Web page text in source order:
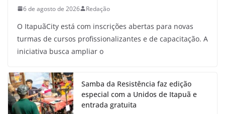
6 de agosto de 2026 Redação
O ItapuãCity está com inscrições abertas para novas
turmas de cursos profissionalizantes e de capacitação. A
iniciativa busca ampliar o
Samba da Resistência faz edição
especial com a Unidos de Itapuã e
entrada gratuita